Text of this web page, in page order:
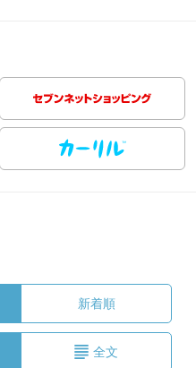
新着順
全文